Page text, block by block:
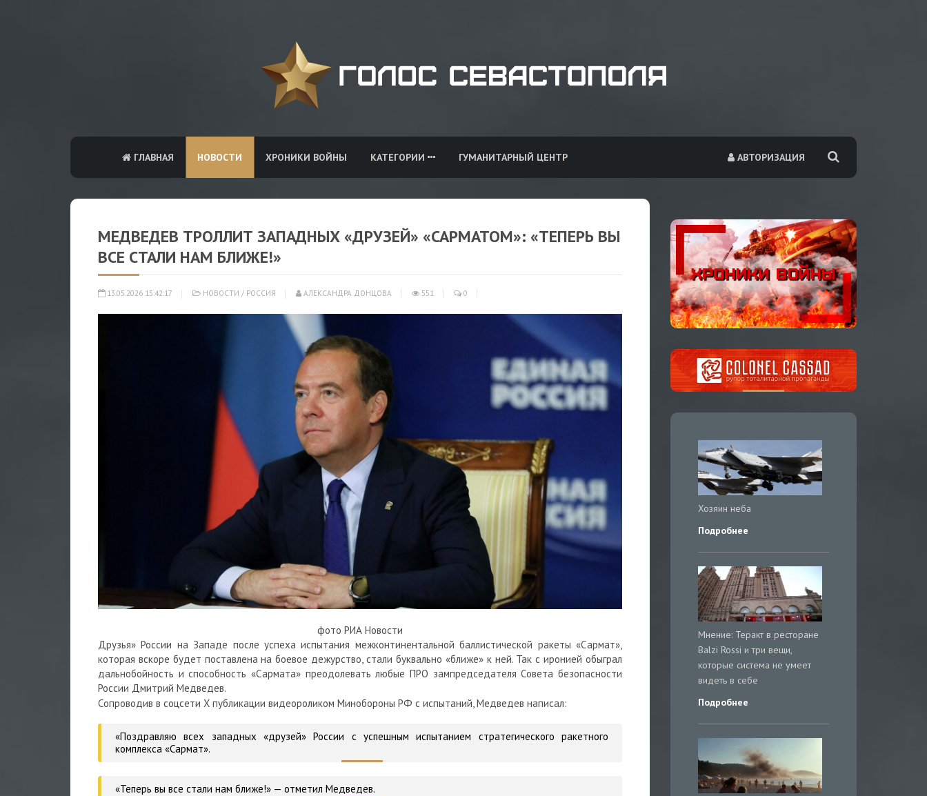
АВТОРИЗАЦИЯ
ГЛАВНАЯ НОВОСТИ ХРОНИКИ ВОЙНЫ КАТЕГОРИИ ГУМАНИТАРНЫЙ ЦЕНТР
МЕДВЕДЕВ ТРОЛЛИТ ЗАПАДНЫХ «ДРУЗЕЙ» «САРМАТОМ»: «ТЕПЕРЬ ВЫ
ВСЕ СТАЛИ НАМ БЛИЖЕ!»
13.05.2026 15:42:17 НОВОСТИ / РОССИЯ АЛЕКСАНДРА ДОНЦОВА 551 0
фото РИА Новости
Друзья» России на Западе после успеха испытания межконтинентальной баллистической ракеты «Сармат»,
которая вскоре будет поставлена на боевое дежурство, стали буквально «ближе» к ней. Так с иронией обыграл
дальнобойность и способность «Сармата» преодолевать любые ПРО зампредседателя Совета безопасности
России Дмитрий Медведев.
Сопроводив в соцсети X публикации видеороликом Минобороны РФ с испытаний, Медведев написал:
«Поздравляю всех западных «друзей» России с успешным испытанием стратегического ракетного
комплекса «Сармат».
«Теперь вы все стали нам ближе!» — отметил Медведев.
Хозяин неба
Подробнее
Мнение: Теракт в ресторане
Balzi Rossi и три вещи,
которые система не умеет
видеть в себе
Подробнее